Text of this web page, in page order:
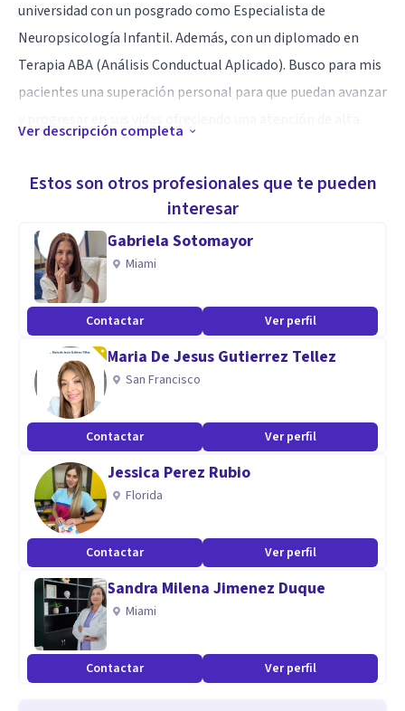
universidad con un posgrado como Especialista de
Neuropsicología Infantil. Además, con un diplomado en
Terapia ABA (Análisis Conductual Aplicado). Busco para mis
pacientes una superación personal para que puedan avanzar
neuropsicología infantil en la evaluación y la rehabilitación
Ver descripción completa
Estos son otros profesionales que te pueden
interesar
Gabriela Sotomayor
Miami
Contactar Ver perfil
Maria De Jesus Gutierrez Tellez
San Francisco
Contactar Ver perfil
Jessica Perez Rubio
Florida
Contactar Ver perfil
Sandra Milena Jimenez Duque
Miami
Contactar Ver perfil